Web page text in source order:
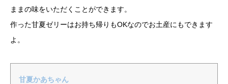
ままの味をいただくことができます。
作った甘夏ゼリーはお持ち帰りもOKなのでお土産にもできます
よ。
甘夏かあちゃん